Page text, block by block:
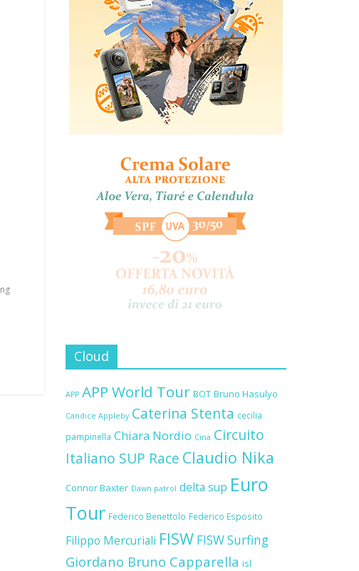
Cloud
APP APP World Tour BOT Bruno Hasulyo
Candice Appleby Caterina Stenta cecilia
pampinella Chiara Nordio Cina Circuito
Italiano SUP Race Claudio Nika
Connor Baxter Dawn patrol delta sup Euro
Tour Federico Benettolo Federico Esposito
Filippo Mercuriali FISW FISW Surfing
Giordano Bruno Capparella isl